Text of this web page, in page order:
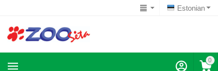
Estonian
0